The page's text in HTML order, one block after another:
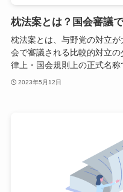
枕法案とは？国会審議
枕法案とは、与野党の対立
会で審議される比較的対立
律上・国会規則上の正式名称
2023年5月12日